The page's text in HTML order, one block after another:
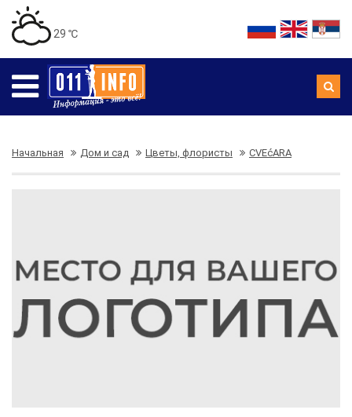
29 ℃
Начальная Дом и сад Цветы, флористы CVEćARA